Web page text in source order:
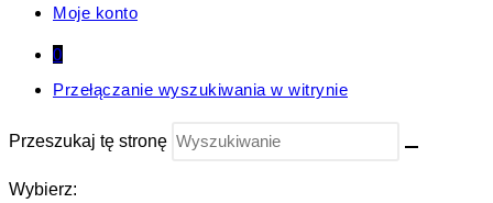
Moje konto
0
Przełączanie wyszukiwania w witrynie
Przeszukaj tę stronę
Wybierz: